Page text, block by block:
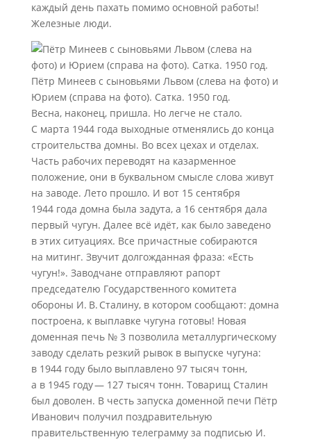
каждый день пахать помимо основной работы!
Железные люди.
Пётр Минеев с сыновьями Львом (слева на фото) и
Юрием (справа на фото). Сатка. 1950 год.
Весна, наконец, пришла. Но легче не стало.
С марта 1944 года выходные отменялись до конца
строительства домны. Во всех цехах и отделах.
Часть рабочих переводят на казарменное
положение, они в буквальном смысле слова живут
на заводе. Лето прошло. И вот 15 сентября
1944 года домна была задута, а 16 сентября дала
первый чугун. Далее всё идёт, как было заведено
в этих ситуациях. Все причастные собираются
на митинг. Звучит долгожданная фраза: «Есть
чугун!». Заводчане отправляют рапорт
председателю Государственного комитета
обороны И. В. Сталину, в котором сообщают: домна
построена, к выплавке чугуна готовы! Новая
доменная печь № 3 позволила металлургическому
заводу сделать резкий рывок в выпуске чугуна:
в 1944 году было выплавлено 97 тысяч тонн,
а в 1945 году — 127 тысяч тонн. Товарищ Сталин
был доволен. В честь запуска доменной печи Пётр
Иванович получил поздравительную
правительственную телеграмму за подписью И.